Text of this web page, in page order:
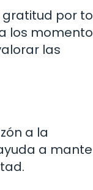
por
los
las
a la
a